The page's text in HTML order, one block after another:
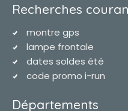
Recherches
montre gps
lampe frontale
dates soldes été
code promo i-run
Départements